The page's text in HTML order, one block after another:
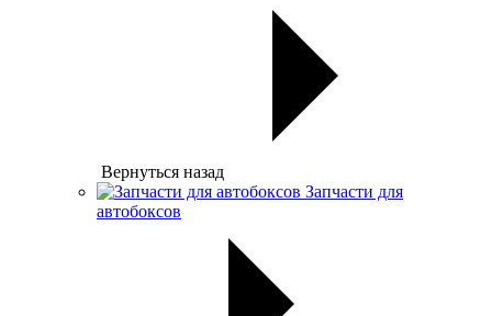
Вернуться назад
Запчасти для
автобоксов